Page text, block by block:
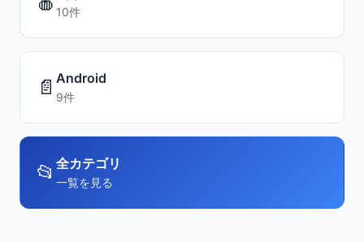
10件
📄 Android
9件
📂 全カテゴリ
一覧を見る